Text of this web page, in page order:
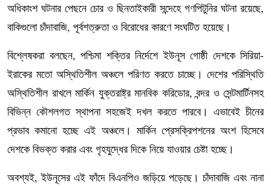
অধিকাংশ ঘটনার পেছনে চোর ও ছিনতাইকারী সন্দেহে গণপিটুনির ঘটনা রয়েছে,
বাকিগুলো চাঁদাবাজি, পূর্বশত্রুতা ও বিরোধের কারণে সংঘটিত হয়েছে।
বিশ্লেষকরা বলছেন, পশ্চিমা শক্তির নির্দেশে ইউনূস গোষ্ঠী দেশকে সিরিয়া-
ইরাকের মতো অস্থিতিশীল অঞ্চলে পরিণত করতে চাচ্ছে। দেশের পরিস্থিতি
অস্থিতিশীল রাখলে মার্কিন যুক্তরাষ্ট্র মানবিক করিডোর, বন্দর ও সেন্টমার্টিনসহ
বিভিন্ন কৌশলগত স্থাপনা সহজেই দখল করতে পারবে। এভাবেই চীনের
প্রভাব কমানো হচ্ছে এই অঞ্চলে। মার্কিন প্রেসক্রিপশনের অংশ হিসেবে
দেশকে বিভক্ত করার এবং গৃহযুদ্ধের দিকে নিয়ে যাওয়ার চেষ্টা হচ্ছে।
অবশ্যই, ইউনূসের এই ফাঁদে বিএনপিও জড়িয়ে পড়েছে। চাঁদাবাজি এবং নানা